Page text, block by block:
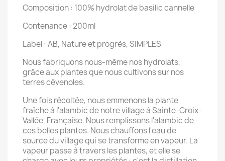
Composition : 100% hydrolat de basilic cannelle
Contenance : 200ml
Label : AB, Nature et progrès, SIMPLES
Nous fabriquons nous-même nos hydrolats,
grâce aux plantes que nous cultivons sur nos
terres cévenoles.
Une fois récoltée, nous emmenons la plante
fraîche à l'alambic de notre village à Sainte-Croix-
Vallée-Française. Nous remplissons l'alambic de
ces belles plantes. Nous chauffons l'eau de
source du village qui se transforme en vapeur. La
vapeur passe à travers les plantes, et elle se